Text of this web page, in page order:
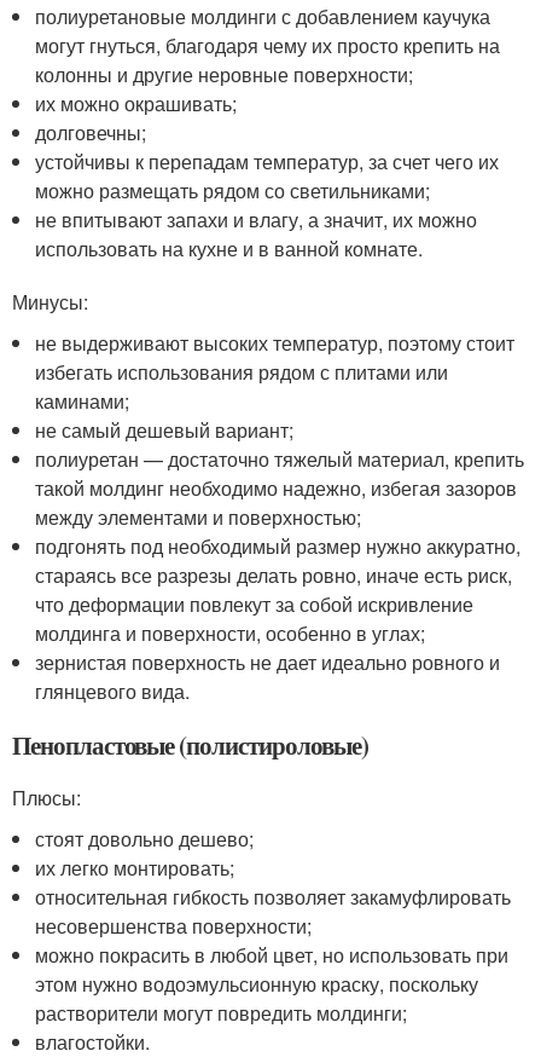
полиуретановые молдинги с добавлением каучука
могут гнуться, благодаря чему их просто крепить на
колонны и другие неровные поверхности;
их можно окрашивать;
долговечны;
устойчивы к перепадам температур, за счет чего их
можно размещать рядом со светильниками;
не впитывают запахи и влагу, а значит, их можно
использовать на кухне и в ванной комнате.
Минусы:
не выдерживают высоких температур, поэтому стоит
избегать использования рядом с плитами или
каминами;
не самый дешевый вариант;
полиуретан — достаточно тяжелый материал, крепить
такой молдинг необходимо надежно, избегая зазоров
между элементами и поверхностью;
подгонять под необходимый размер нужно аккуратно,
стараясь все разрезы делать ровно, иначе есть риск,
что деформации повлекут за собой искривление
молдинга и поверхности, особенно в углах;
зернистая поверхность не дает идеально ровного и
глянцевого вида.
Пенопластовые (полистироловые)
Плюсы:
стоят довольно дешево;
их легко монтировать;
относительная гибкость позволяет закамуфлировать
несовершенства поверхности;
можно покрасить в любой цвет, но использовать при
этом нужно водоэмульсионную краску, поскольку
растворители могут повредить молдинги;
влагостойки.